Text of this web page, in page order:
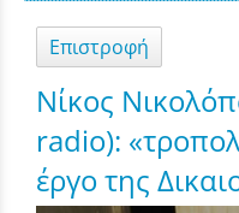
Επιστροφή
Νίκος
radio):
έργο της